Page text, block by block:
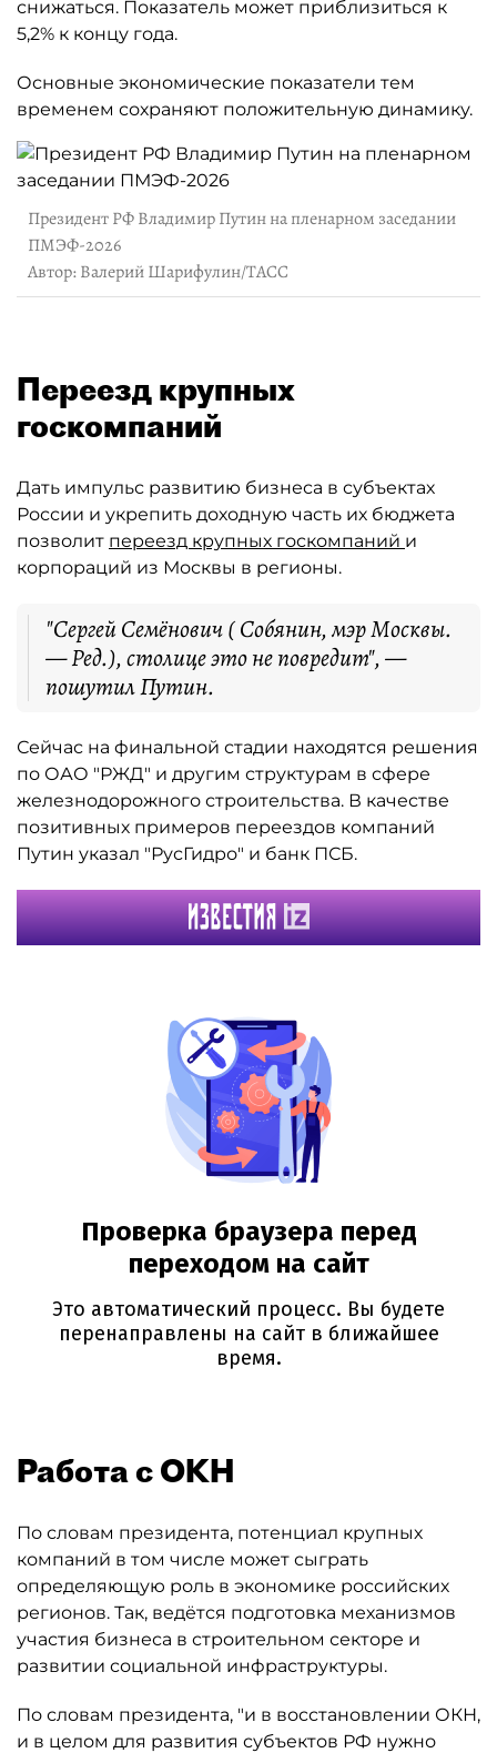
снижаться. Показатель может приблизиться к
5,2% к концу года.
Основные экономические показатели тем
временем сохраняют положительную динамику.
Президент РФ Владимир Путин на пленарном заседании
ПМЭФ-2026
Автор: Валерий Шарифулин/ТАСС
Переезд крупных
госкомпаний
Дать импульс развитию бизнеса в субъектах
России и укрепить доходную часть их бюджета
позволит переезд крупных госкомпаний и
корпораций из Москвы в регионы.
"Сергей Семёнович ( Собянин, мэр Москвы.
— Ред.), столице это не повредит", —
пошутил Путин.
Сейчас на финальной стадии находятся решения
по ОАО "РЖД" и другим структурам в сфере
железнодорожного строительства. В качестве
позитивных примеров переездов компаний
Путин указал "РусГидро" и банк ПСБ.
Работа с ОКН
По словам президента, потенциал крупных
компаний в том числе может сыграть
определяющую роль в экономике российских
регионов. Так, ведётся подготовка механизмов
участия бизнеса в строительном секторе и
развитии социальной инфраструктуры.
По словам президента, "и в восстановлении ОКН,
и в целом для развития субъектов РФ нужно